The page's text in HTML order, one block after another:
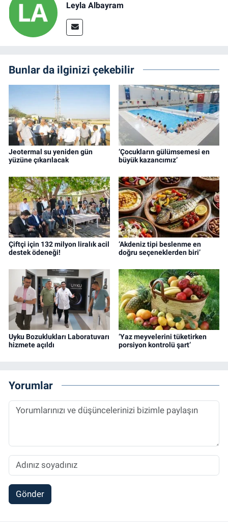
Leyla Albayram
Bunlar da ilginizi çekebilir
Jeotermal su yeniden gün
yüzüne çıkarılacak
‘Çocukların gülümsemesi en
büyük kazancımız’
Çiftçi için 132 milyon liralık acil
destek ödeneği!
‘Akdeniz tipi beslenme en
doğru seçeneklerden biri’
Uyku Bozuklukları Laboratuvarı
hizmete açıldı
‘Yaz meyvelerini tüketirken
porsiyon kontrolü şart’
Yorumlar
Gönder